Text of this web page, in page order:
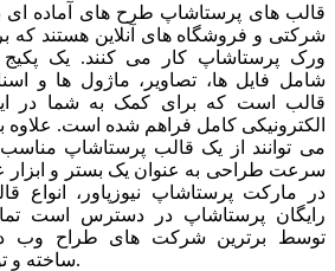
قالب های پرستاشاپ طرح های آماده ای
شرکتی و فروشگاه های آنلاین هستند که
ورک پرستاشاپ کار می کنند. یک
شامل فایل ها، تصاویر، ماژول ها و
قالب است که برای کمک به شما در
الکترونیکی کامل فراهم شده است.
می توانند از یک قالب پرستاشاپ
سرعت طراحی به عنوان یک بستر و ابزار
در مارکت پرستاشاپ نیوزپاور، انواع
رایگان پرستاشاپ در دسترس است
توسط برترین شرکت های طراح وب
ساخته و توسعه پیدا کرده اند.